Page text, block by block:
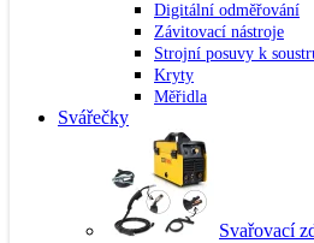
Digitální odměřování
Závitovací nástroje
Strojní posuvy k
Kryty
Měřidla
Svářečky
Svařovací